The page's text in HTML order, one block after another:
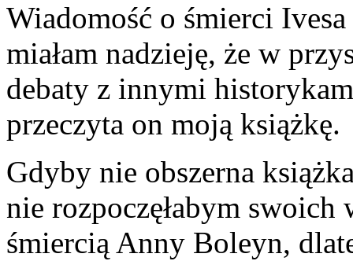
Wiadomość o śmierci Ivesa
miałam nadzieję, że w
debaty z innymi
przeczyta on moją książkę.
Gdyby nie obszerna
nie rozpoczęłabym swoich
śmiercią Anny Boleyn,